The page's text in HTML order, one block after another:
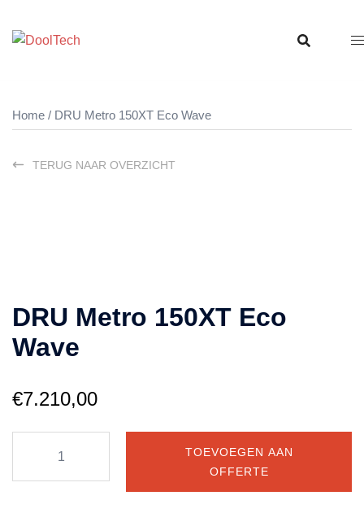
naar
Home / DRU Metro 150XT Eco Wave
TERUG NAAR OVERZICHT
DRU Metro 150XT Eco
Wave
€7.210,00
150XT
TOEVOEGEN AAN
OFFERTE